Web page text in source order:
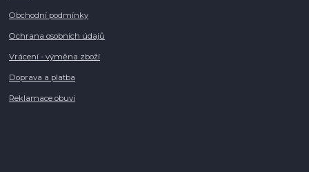
Obchodní podmínky
Ochrana osobních údajů
Vrácení - výměna zboží
Doprava a platba
Reklamace obuvi